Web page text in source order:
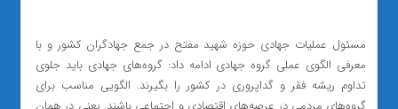
مسئول عملیات جهادی حوزه شهید مفتح در جمع جهادگران کشور و با
معرفی الگوی عملی گروه جهادی ادامه داد: گروه‌های جهادی باید جلوی
تداوم ریشه فقر و گداپروری در کشور را بگیرند. الگویی مناسب برای